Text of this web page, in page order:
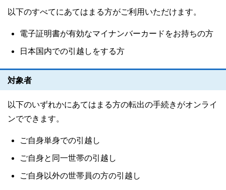
以下のすべてにあてはまる方がご利用いただけます。
電子証明書が有効なマイナンバーカードをお持ちの方
日本国内での引越しをする方
対象者
以下のいずれかにあてはまる方の転出の手続きがオンライ
ンでできます。
ご自身単身での引越し
ご自身と同一世帯の引越し
ご自身以外の世帯員の方の引越し